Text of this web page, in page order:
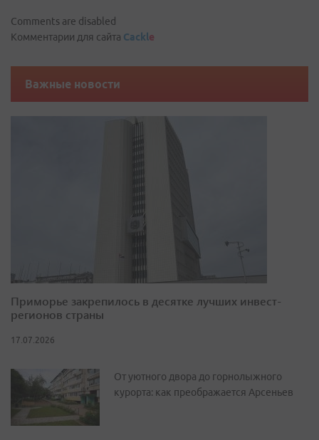
Comments are disabled
Комментарии для сайта Cackle
Важные новости
Приморье закрепилось в десятке лучших инвест-
регионов страны
17.07.2026
От уютного двора до горнолыжного
курорта: как преображается Арсеньев